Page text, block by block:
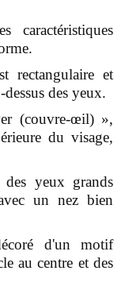
caractéristiques
rectangulaire et
des yeux.
(couvre-œil) »,
du visage,
yeux grands
un nez bien
d'un motif
au centre et des